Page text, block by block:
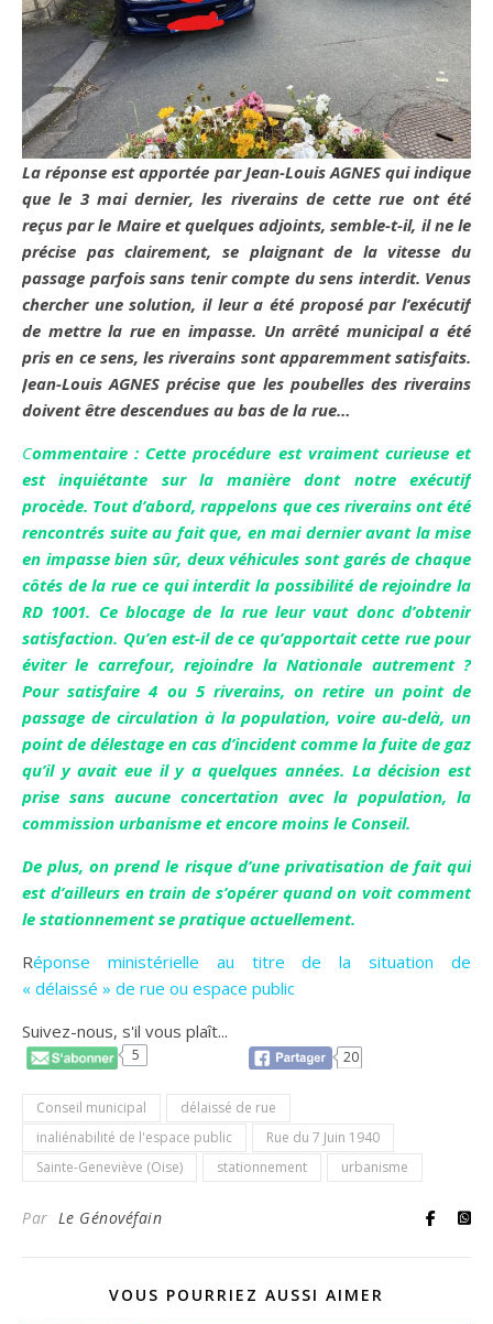
La réponse est apportée par Jean-Louis AGNES qui indique
que le 3 mai dernier, les riverains de cette rue ont été
reçus par le Maire et quelques adjoints, semble-t-il, il ne le
précise pas clairement, se plaignant de la vitesse du
passage parfois sans tenir compte du sens interdit. Venus
chercher une solution, il leur a été proposé par l’exécutif
de mettre la rue en impasse. Un arrêté municipal a été
pris en ce sens, les riverains sont apparemment satisfaits.
Jean-Louis AGNES précise que les poubelles des riverains
doivent être descendues au bas de la rue…
Commentaire : Cette procédure est vraiment curieuse et
est inquiétante sur la manière dont notre exécutif
procède. Tout d’abord, rappelons que ces riverains ont été
rencontrés suite au fait que, en mai dernier avant la mise
en impasse bien sûr, deux véhicules sont garés de chaque
côtés de la rue ce qui interdit la possibilité de rejoindre la
RD 1001. Ce blocage de la rue leur vaut donc d’obtenir
satisfaction. Qu’en est-il de ce qu’apportait cette rue pour
éviter le carrefour, rejoindre la Nationale autrement ?
Pour satisfaire 4 ou 5 riverains, on retire un point de
passage de circulation à la population, voire au-delà, un
point de délestage en cas d’incident comme la fuite de gaz
qu’il y avait eue il y a quelques années. La décision est
prise sans aucune concertation avec la population, la
commission urbanisme et encore moins le Conseil.
De plus, on prend le risque d’une privatisation de fait qui
est d’ailleurs en train de s’opérer quand on voit comment
le stationnement se pratique actuellement.
Réponse ministérielle au titre de la situation de
« délaissé » de rue ou espace public
Suivez-nous, s'il vous plaît...
5 20
Conseil municipal
délaissé de rue
inaliénabilité de l'espace public
Rue du 7 Juin 1940
Sainte-Geneviève (Oise)
stationnement urbanisme
Par Le Génovéfain
VOUS POURRIEZ AUSSI AIMER